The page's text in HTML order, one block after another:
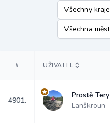
# UŽIVATEL
4901.
Prostě Tery
Lanškroun